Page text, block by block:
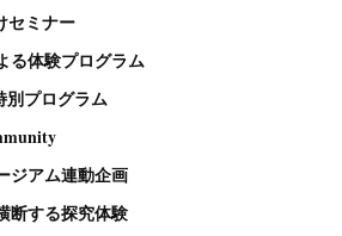
セミナー
る体験プログラム
別プログラム
ジアム連動企画
断する探究体験